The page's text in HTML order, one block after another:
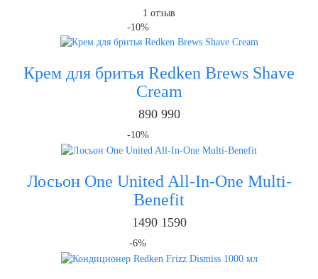
1 отзыв
-10%
Крем для бритья Redken Brews Shave
Cream
890 990
-10%
Лосьон One United All-In-One Multi-
Benefit
1490 1590
-6%